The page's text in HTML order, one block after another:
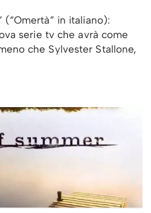
(“Omertà” in italiano):
serie tv che avrà come
che Sylvester Stallone,